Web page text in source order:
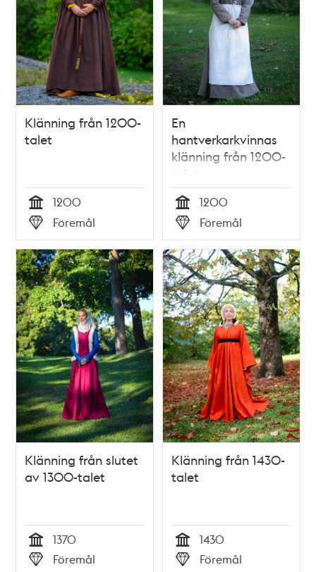
Klänning från 1200-
talet
Tid
1200
Typ
Föremål
En
hantverkarkvinnas
klänning från 1200-
talet
Tid
1200
Typ
Föremål
Klänning från slutet
av 1300-talet
Tid
1370
Föremål
Klänning från 1430-
talet
Tid
1430
Föremål